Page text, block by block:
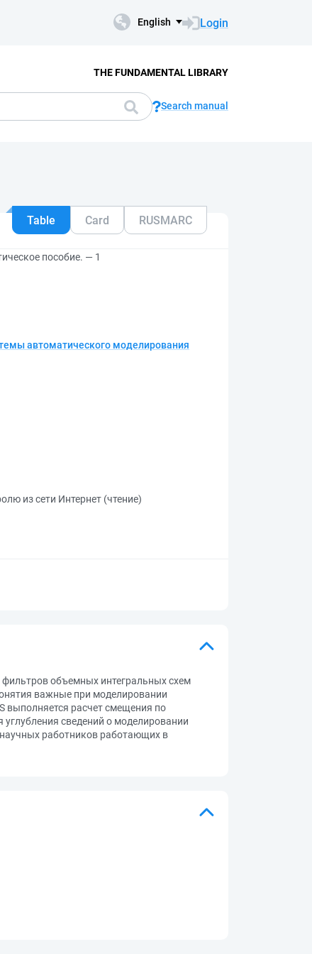
English Login
THE FUNDAMENTAL LIBRARY
Search manual
Table Card RUSMARC
пособие. — 1
автоматического моделирования
из сети Интернет (чтение)
объемных интегральных схем
важные при моделировании
выполняется расчет смещения по
сведений о моделировании
работников работающих в